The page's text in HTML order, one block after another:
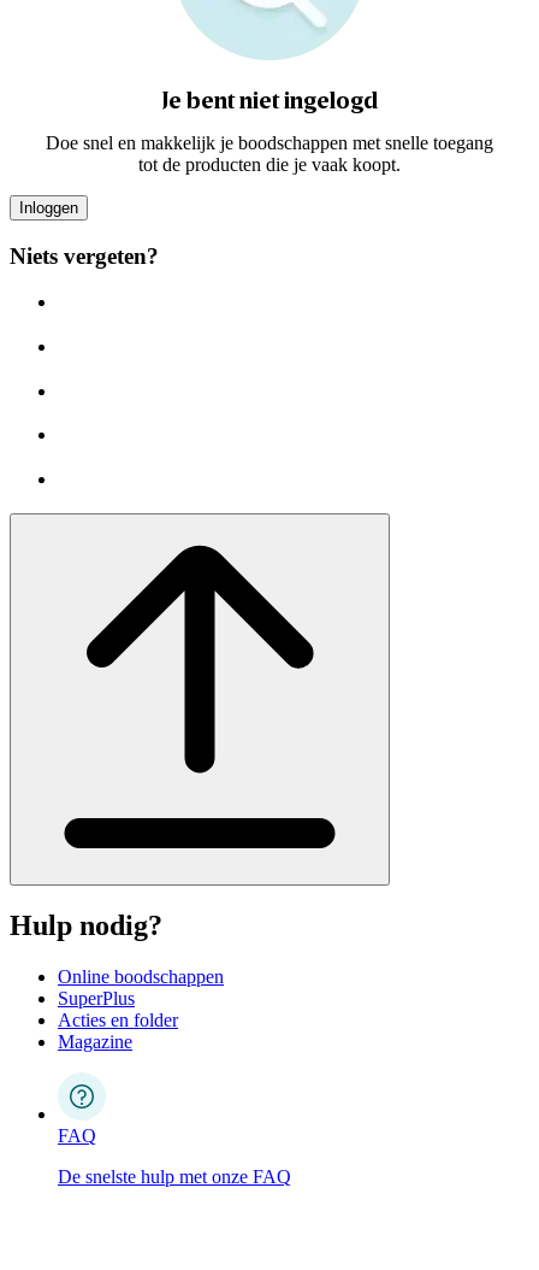
Je bent niet ingelogd
Doe snel en makkelijk je boodschappen met snelle toegang
tot de producten die je vaak koopt.
Inloggen
Niets vergeten?
Hulp nodig?
Online boodschappen
SuperPlus
Acties en folder
Magazine
FAQ
De snelste hulp met onze FAQ